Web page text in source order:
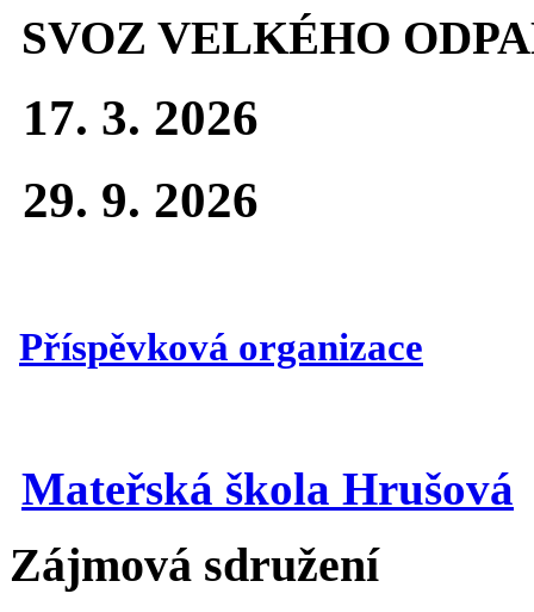
SVOZ VELKÉHO
17. 3. 2026
29. 9. 2026
Příspěvková organizace
Mateřská škola Hrušová
Zájmová sdružení